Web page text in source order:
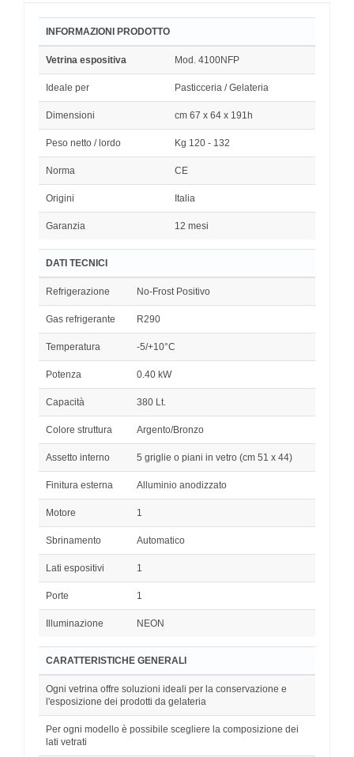
INFORMAZIONI PRODOTTO
Vetrina espositiva Mod. 4100NFP
Ideale per Pasticceria / Gelateria
Dimensioni cm 67 x 64 x 191h
Peso netto / lordo Kg 120 - 132
Norma CE
Origini Italia
Garanzia 12 mesi
DATI TECNICI
Refrigerazione No-Frost Positivo
Gas refrigerante R290
Temperatura -5/+10°C
Potenza 0.40 kW
Capacità 380 Lt.
Colore struttura Argento/Bronzo
Assetto interno 5 griglie o piani in vetro (cm 51 x 44)
Finitura esterna Alluminio anodizzato
Motore 1
Sbrinamento Automatico
Lati espositivi 1
Porte 1
Illuminazione NEON
CARATTERISTICHE GENERALI
Ogni vetrina offre soluzioni ideali per la conservazione e
l'esposizione dei prodotti da gelateria
Per ogni modello è possibile scegliere la composizione dei
lati vetrati